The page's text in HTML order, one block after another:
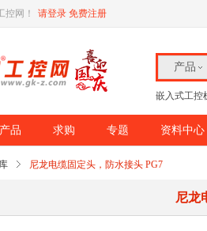
控网！ 请登录 免费注册
产品
嵌入式工控
产品 求购 专题 资料中心
尼龙电缆固定头，防水接头 PG7
尼龙